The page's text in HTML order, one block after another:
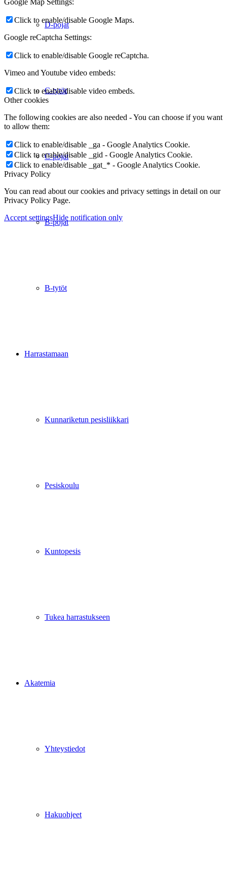
D-pojat
C-tytöt
C-pojat
B-pojat
B-tytöt
Harrastamaan
Kunnariketun pesisliikkari
Pesiskoulu
Kuntopesis
Tukea harrastukseen
Akatemia
Yhteystiedot
Hakuohjeet
Click to enable/disable Google Maps.
Google reCaptcha Settings:
Click to enable/disable Google reCaptcha.
Vimeo and Youtube video embeds:
Click to enable/disable video embeds.
Other cookies
The following cookies are also needed - You can choose if you want
to allow them:
Click to enable/disable _ga - Google Analytics Cookie.
Click to enable/disable _gid - Google Analytics Cookie.
Click to enable/disable _gat_* - Google Analytics Cookie.
Privacy Policy
You can read about our cookies and privacy settings in detail on our
Privacy Policy Page.
Accept settingsHide notification only